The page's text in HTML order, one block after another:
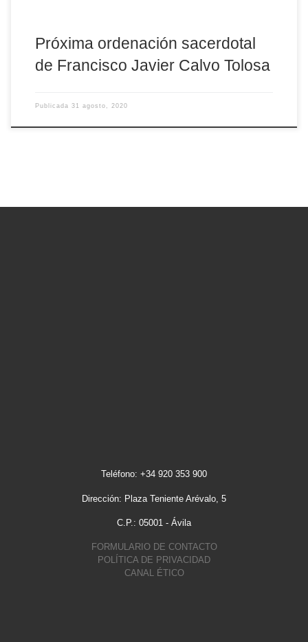
Próxima ordenación sacerdotal
de Francisco Javier Calvo Tolosa
Publicada 31 agosto, 2020
Teléfono: +34 920 353 900
Dirección: Plaza Teniente Arévalo, 5
C.P.: 05001 - Ávila
FORMULARIO DE CONTACTO
POLÍTICA DE PRIVACIDAD
CANAL ÉTICO